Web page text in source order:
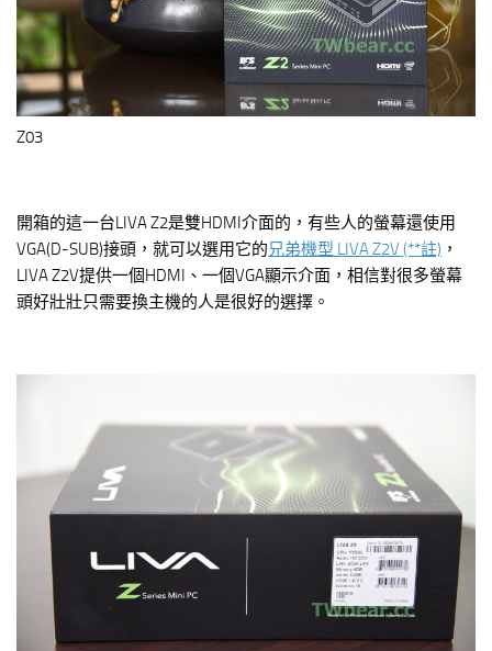
Z03
開箱的這一台LIVA Z2是雙HDMI介面的，有些人的螢幕還使用
VGA(D-SUB)接頭，就可以選用它的兄弟機型 LIVA Z2V (**註) ，
LIVA Z2V提供一個HDMI、一個VGA顯示介面，相信對很多螢幕
頭好壯壯只需要換主機的人是很好的選擇。